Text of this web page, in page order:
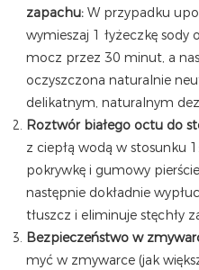
zapachu: W przypadku
wymieszaj 1 łyżeczkę sody
mocz przez 30 minut, a
oczyszczona naturalnie
delikatnym, naturalnym
Roztwór białego octu do
z ciepłą wodą w stosunku
pokrywkę i gumowy
następnie dokładnie
tłuszcz i eliminuje stęchły
Bezpieczeństwo w
myć w zmywarce (jak